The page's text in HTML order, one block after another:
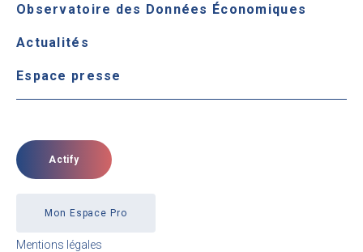
Observatoire des Données Économiques
Actualités
Espace presse
Actify
Mon Espace Pro
Mentions légales